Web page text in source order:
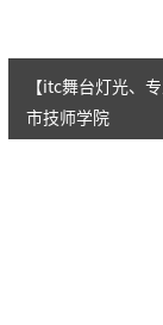
统
系列
【itc舞台灯光、
市技师学院